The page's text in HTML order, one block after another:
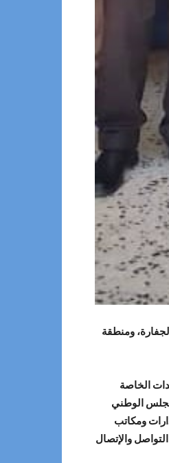
ومنطقة
الخاصة
الوطني
ومكاتب
والإتصال